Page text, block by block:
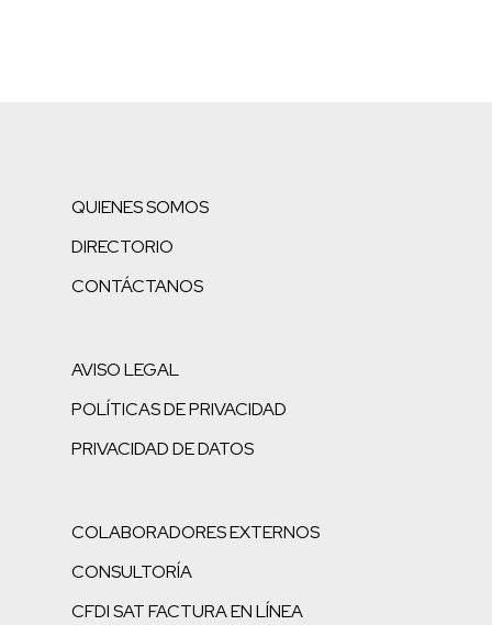
QUIENES SOMOS
DIRECTORIO
CONTÁCTANOS
AVISO LEGAL
POLÍTICAS DE PRIVACIDAD
PRIVACIDAD DE DATOS
COLABORADORES EXTERNOS
CONSULTORÍA
CFDI SAT FACTURA EN LÍNEA